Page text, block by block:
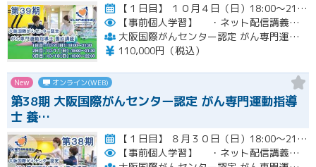
【１日目】 １０月４日（日）18:00～21:30 ［ 集合学習の内容 ］ ① 開講式 ② カウンセリングの実…開催
【事前個人学習】
・ネット配信講義の動画ＵＲＬをお知らせします。
大阪国際がんセンター認定 がん専門運動指導士 事務局
110,000円（税込）
New オンライン(WEB)
第38期 大阪国際がんセンター認定 がん専門運動指導
士 養…
【１日目】 ８月３０日（日）18:00～21:30 ［ 集合学習の内容 ］ ① 開講式 ② カウンセリングの実…開催
【事前個人学習】
・ネット配信講義の動画ＵＲＬをお知らせします。